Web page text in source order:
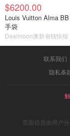
$6200.00
Louis Vuitton Alma
手袋
Dealmoon澳新省钱快报
联系我们
隐私条
页面信息由用户